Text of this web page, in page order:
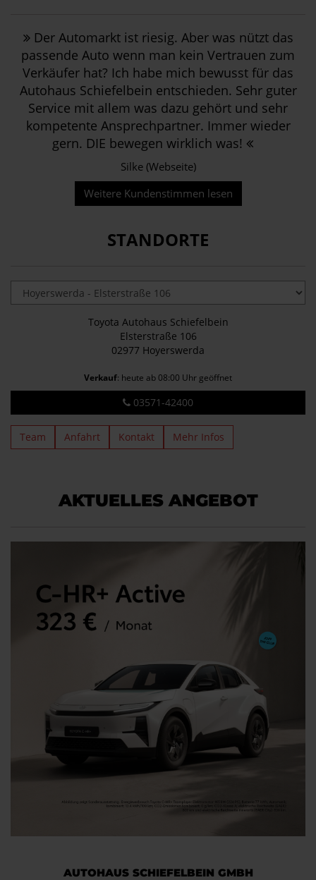
Der Automarkt ist riesig. Aber was nützt das
passende Auto wenn man kein Vertrauen zum
Verkäufer hat? Ich habe mich bewusst für das
Autohaus Schiefelbein entschieden. Sehr guter
Service mit allem was dazu gehört und sehr
kompetente Ansprechpartner. Immer wieder
gern. DIE bewegen wirklich was!
Silke (Webseite)
Weitere Kundenstimmen lesen
STANDORTE
Toyota Autohaus Schiefelbein
Elsterstraße 106
02977 Hoyerswerda
Verkauf: heute ab 08:00 Uhr geöffnet
03571-42400
Team Anfahrt Kontakt Mehr Infos
AKTUELLES ANGEBOT
AUTOHAUS SCHIEFELBEIN GMBH